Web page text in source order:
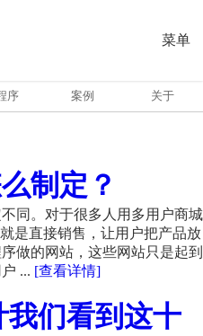
菜单
序 案例 关于
制定？
同。对于很多人用多用户商城
是直接销售，让用户把产品放
做的网站，这些网站只是起到
... [查看详情]
我们看到这十